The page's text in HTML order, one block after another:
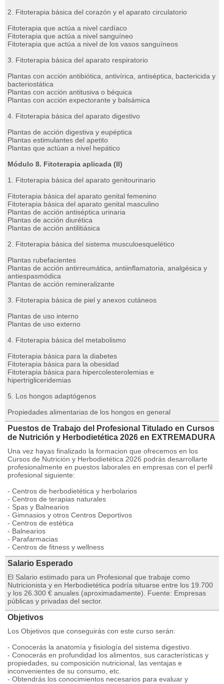
2. Fitoterapia básica del corazón y el aparato circulatorio
Fitoterapia que actúa a nivel cardíaco
Fitoterapia que actúa a nivel sanguíneo
Fitoterapia que actúa a nivel de los vasos sanguíneos
3. Fitoterapia básica del aparato respiratorio
Plantas con acción antibiótica, antivírica, antiséptica, bactericida y
bacteriostática
Plantas con acción antitusiva o béquica
Plantas con acción expectorante y balsámica
4. Fitoterapia básica del aparato digestivo
Plantas de acción digestiva y eupéptica
Plantas estimulantes del apetito
Plantas que actúan a nivel hepático
Módulo 8. Fitoterapia aplicada (II)
1. Fitoterapia básica del aparato genitourinario
Fitoterapia básica del aparato genital femenino
Fitoterapia básica del aparato genital masculino
Plantas de acción antiséptica urinaria
Plantas de acción diurética
Plantas de acción antilitiásica
2. Fitoterapia básica del sistema musculoesquelético
Plantas rubefacientes
Plantas de acción antirreumática, antiinflamatoria, analgésica y
antiespasmódica
Plantas de acción remineralizante
3. Fitoterapia básica de piel y anexos cutáneos
Plantas de uso interno
Plantas de uso externo
4. Fitoterapia básica del metabolismo
Fitoterapia básica para la diabetes
Fitoterapia básica para la obesidad
Fitoterapia básica para hipercolesterolemias e
hipertrigliceridemias
5. Los hongos adaptógenos
Propiedades alimentarias de los hongos en general
Puestos de Trabajo del Profesional Titulado en Cursos
de Nutrición y Herbodietética 2026 en EXTREMADURA
Una vez hayas finalizado la formacion que ofrecemos en los
Cursos de Nutrición y Herbodietética 2026 podrás desarrollarte
profesionalmente en puestos laborales en empresas con el perfil
profesional siguiente:
- Centros de herbodietética y herbolarios
- Centros de terapias naturales
- Spas y Balnearios
- Gimnasios y otros Centros Deportivos
- Centros de estética
- Balnearios
- Parafarmacias
- Centros de fitness y wellness
Salario Esperado
El Salario estimado para un Profesional que trabaje como
Nutricionista y en Herbodietética podría situarse entre los 19.700
y los 26.300 € anuales (aproximadamente). Fuente: Empresas
públicas y privadas del sector.
Objetivos
Los Objetivos que conseguirás con este curso serán:
- Conocerás la anatomía y fisiología del sistema digestivo.
- Conocerás en profundidad los alimentos, sus características y
propiedades, su composición nutricional, las ventajas e
inconvenientes de su consumo, etc.
- Obtendrás los conocimientos necesarios para evaluar y